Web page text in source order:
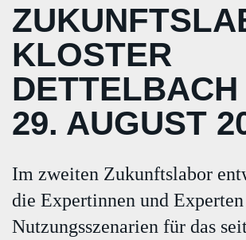
KLOSTER
DETTELBACH
29. AUGUST
Im zweiten Zukunftslabor
die Expertinnen und
Nutzungsszenarien für das